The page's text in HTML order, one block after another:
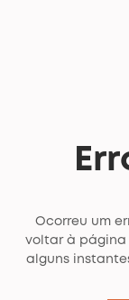
Ocorreu um
voltar à página
alguns